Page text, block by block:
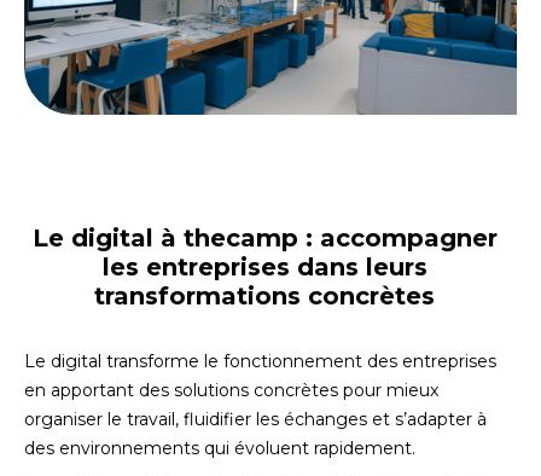
Le digital à thecamp : accompagner
les entreprises dans leurs
transformations concrètes
Le digital transforme le fonctionnement des entreprises
en apportant des solutions concrètes pour mieux
organiser le travail, fluidifier les échanges et s’adapter à
des environnements qui évoluent rapidement.